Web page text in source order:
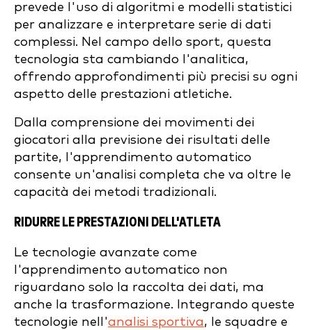
prevede l'uso di algoritmi e modelli statistici
per analizzare e interpretare serie di dati
complessi. Nel campo dello sport, questa
tecnologia sta cambiando l'analitica,
offrendo approfondimenti più precisi su ogni
aspetto delle prestazioni atletiche.
Dalla comprensione dei movimenti dei
giocatori alla previsione dei risultati delle
partite, l'apprendimento automatico
consente un'analisi completa che va oltre le
capacità dei metodi tradizionali.
RIDURRE LE PRESTAZIONI DELL'ATLETA
Le tecnologie avanzate come
l'apprendimento automatico non
riguardano solo la raccolta dei dati, ma
anche la trasformazione. Integrando queste
tecnologie nell'analisi sportiva, le squadre e